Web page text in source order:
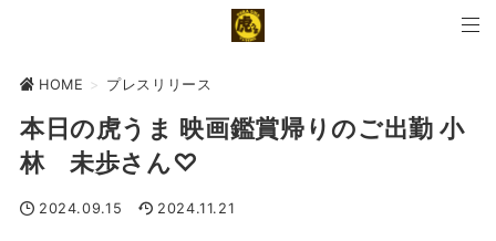
HOME > プレスリリース
本日の虎うま 映画鑑賞帰りのご出勤 小
林 未歩さん♡
2024.09.15 2024.11.21